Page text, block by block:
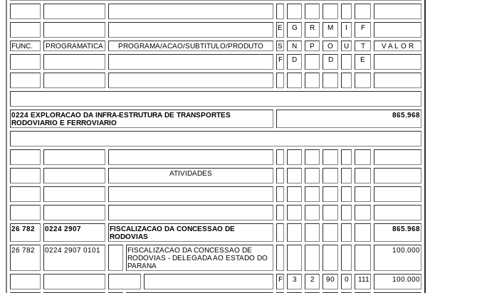
E G R M I F
FUNC. PROGRAMATICA PROGRAMA/ACAO/SUBTITULO/PRODUTO S N P O U T
V A L O R
F
D D E
0224 EXPLORACAO DA INFRA-ESTRUTURA DE TRANSPORTES
RODOVIARIO E FERROVIARIO
865.968
ATIVIDADES
26 782 0224 2907
FISCALIZACAO DA CONCESSAO DE
RODOVIAS
865.968
26 782 0224 2907 0101
FISCALIZACAO DA CONCESSAO DE
RODOVIAS - DELEGADA AO ESTADO DO
PARANA
100.000
F 3 2 90 0 111 100.000